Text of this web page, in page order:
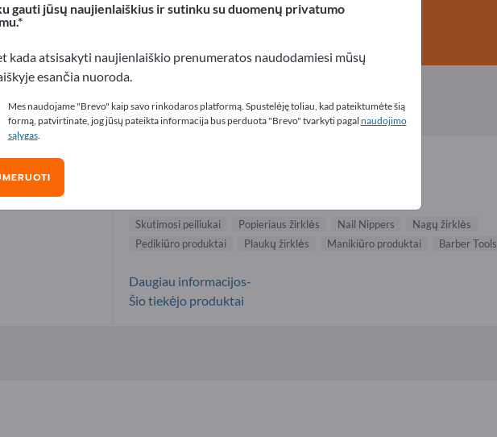
Exportpages svetainėje.
>> publikuokite čia
peiliukai tiekėjai (1)
Skutimosi peiliukai Popieriaus žirklės Nail Nippers
Nagų žirklės
Pedikiūro produktai
Plaukų žirklės Manikiūro produktai Barber Tools
Daugiau informacijos-
Šio tiekėjo produktai
gauti jūsų naujienlaiškius ir sutinku su duomenų privatumo
kada atsisakyti naujienlaiškio prenumeratos naudodamiesi mūsų
esančia nuoroda.
Mes naudojame "Brevo" kaip savo rinkodaros platformą. Spustelėję toliau, kad pateiktumėte šią
formą, patvirtinate, jog jūsų pateikta informacija bus perduota "Brevo" tvarkyti pagal naudojimo
sąlygas.